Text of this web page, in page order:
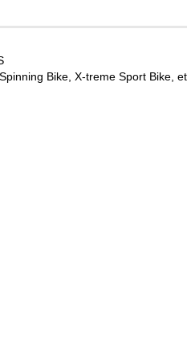
Bike, X-treme Sport Bike,